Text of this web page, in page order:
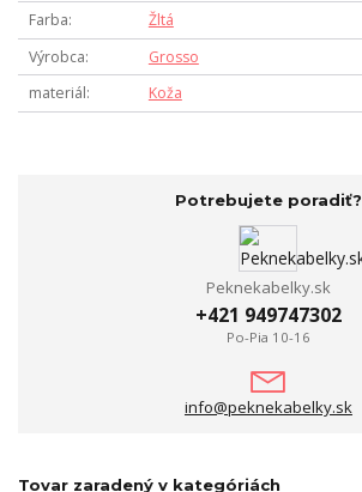
Farba
Žltá
Výrobca
Grosso
materiál
Koža
Potrebujete poradiť?
Peknekabelky.sk
+421 949747302
Po-Pia 10-16
info@peknekabelky.sk
Tovar zaradený v kategóriách